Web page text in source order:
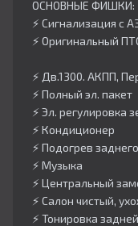
ОСНОВНЫЕ ФИШКИ:
⚡️ Сигнализация с
⚡️ Оригинальный
⚡️ Дв.1300. АКПП,
⚡️ Полный эл. пакет
⚡️ Эл. регулировка
⚡️ Кондиционер
⚡️ Подогрев
⚡️ Музыка
⚡️ Центральный
⚡️ Салон чистый,
⚡️ Тонировка